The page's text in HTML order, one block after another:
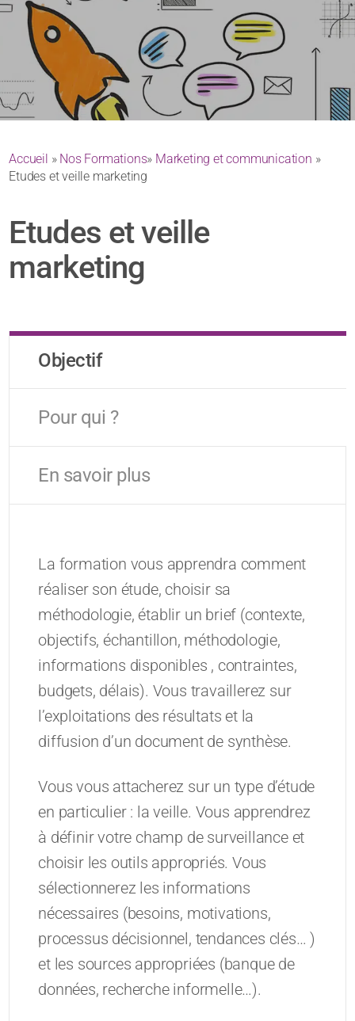
Accueil » Nos Formations» Marketing et communication »
Etudes et veille marketing
Etudes et veille
marketing
Objectif
Pour qui ?
En savoir plus
La formation vous apprendra comment
réaliser son étude, choisir sa
méthodologie, établir un brief (contexte,
objectifs, échantillon, méthodologie,
informations disponibles , contraintes,
budgets, délais). Vous travaillerez sur
l’exploitations des résultats et la
diffusion d’un document de synthèse.
Vous vous attacherez sur un type d’étude
en particulier : la veille. Vous apprendrez
à définir votre champ de surveillance et
choisir les outils appropriés. Vous
sélectionnerez les informations
nécessaires (besoins, motivations,
processus décisionnel, tendances clés… )
et les sources appropriées (banque de
données, recherche informelle…).